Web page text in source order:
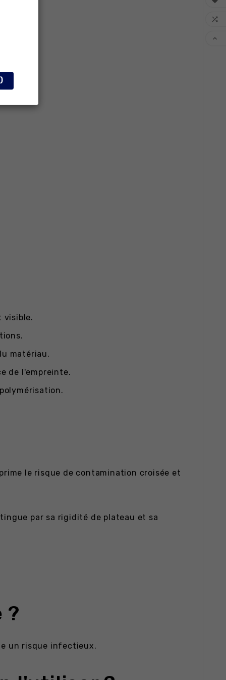
visible.
matériau.
de l'empreinte.
le risque de contamination croisée et
par sa rigidité de plateau et sa
?
un risque infectieux.

